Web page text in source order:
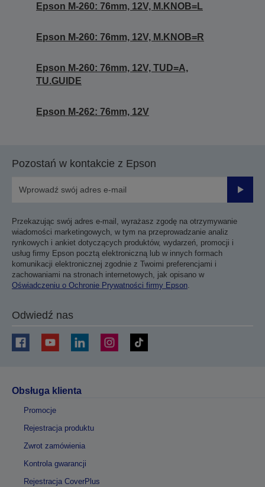
Epson M-260: 76mm, 12V, M.KNOB=L
Epson M-260: 76mm, 12V, M.KNOB=R
Epson M-260: 76mm, 12V, TUD=A,
TU.GUIDE
Epson M-262: 76mm, 12V
Pozostań w kontakcie z Epson
Przekazując swój adres e-mail, wyrażasz zgodę na otrzymywanie
wiadomości marketingowych, w tym na przeprowadzanie analiz
rynkowych i ankiet dotyczących produktów, wydarzeń, promocji i
usług firmy Epson pocztą elektroniczną lub w innych formach
komunikacji elektronicznej zgodnie z Twoimi preferencjami i
zachowaniami na stronach internetowych, jak opisano w
Oświadczeniu o Ochronie Prywatności firmy Epson.
Odwiedź nas
Obsługa klienta
Promocje
Rejestracja produktu
Zwrot zamówienia
Kontrola gwarancji
Rejestracja CoverPlus